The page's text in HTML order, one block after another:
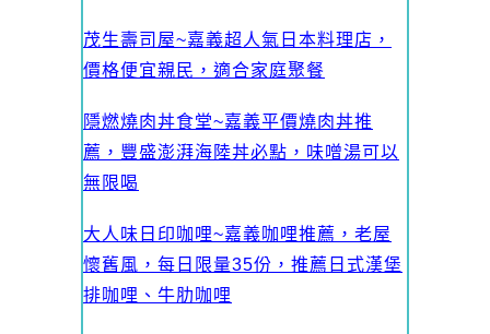
茂生壽司屋~嘉義超人氣日本料理店，
價格便宜親民，適合家庭聚餐
隱燃燒肉丼食堂~嘉義平價燒肉丼推
薦，豐盛澎湃海陸丼必點，味噌湯可以
無限喝
大人味日印咖哩~嘉義咖哩推薦，老屋
懷舊風，每日限量35份，推薦日式漢堡
排咖哩、牛肋咖哩